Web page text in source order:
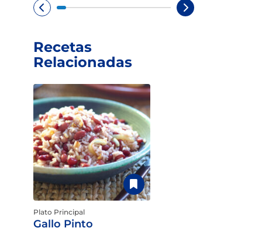
Recetas
Relacionadas
Plato Principal
Gallo Pinto